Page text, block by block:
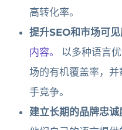
高转化率。
提升SEO和市场可见
内容。
以多种语言
场的有机覆盖率，
手竞争。
建立长期的品牌忠诚